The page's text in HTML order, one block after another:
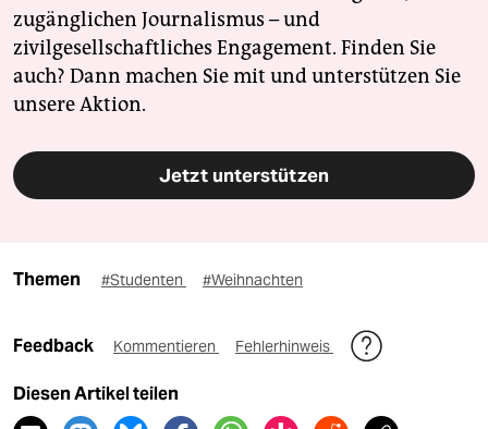
zugänglichen Journalismus – und
zivilgesellschaftliches Engagement. Finden Sie
auch? Dann machen Sie mit und unterstützen Sie
unsere Aktion.
Jetzt unterstützen
Themen #Studenten #Weihnachten
Feedback Kommentieren Fehlerhinweis
Diesen Artikel teilen